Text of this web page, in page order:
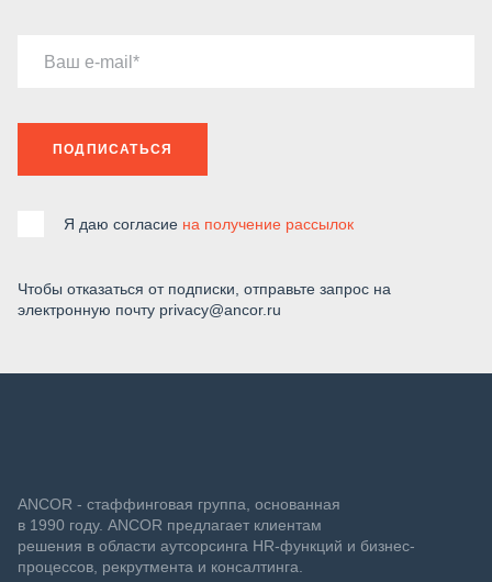
Ваш e-mail
ПОДПИСАТЬСЯ
Я даю согласие на получение рассылок
Чтобы отказаться от подписки, отправьте запрос на
электронную почту privacy@ancor.ru
ANCOR - стаффинговая группа, основанная
в 1990 году. ANCOR предлагает клиентам
решения в области аутсорсинга HR-функций и бизнес-
процессов, рекрутмента и консалтинга.